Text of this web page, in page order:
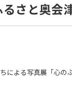
さと奥会
による写真展「心の